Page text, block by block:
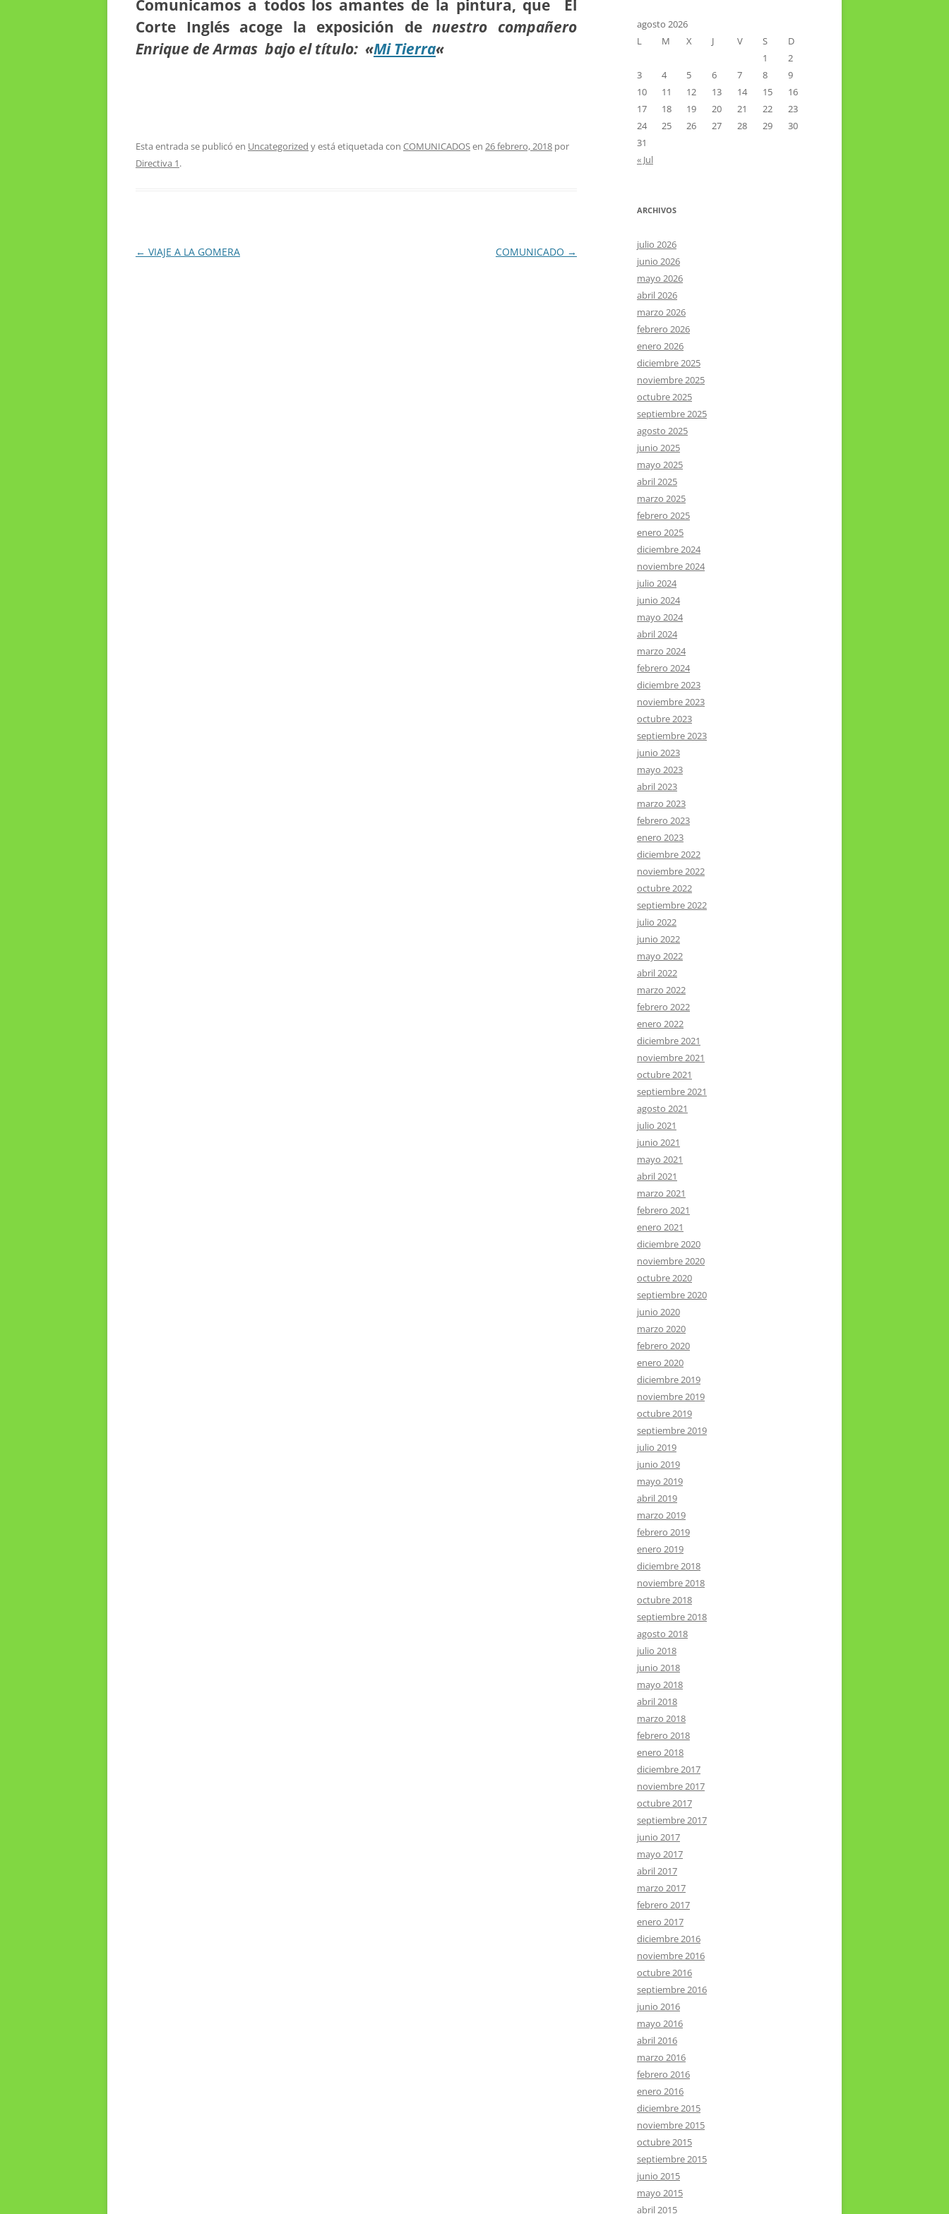
INFORMACIÓN DE VIAJES 2015
INFORMACIÓN DE VIAJES 2014
INGLÉS
PINTURA AL OLEO Y ACUARELA
JAVIER HERNÁNDEZ VELÁZQUEZ
HEMEROTECA – PASEOS
LITERARIOS
Comunicamos a todos los amantes de la pintura, que El
Corte Inglés acoge la exposición denuestro compañero
Enrique de Armas bajo el título: «Mi Tierra«
Esta entrada se publicó en Uncategorized y está etiquetada con COMUNICADOSen 26 febrero, 2018 por
Directiva 1.
Navegación
← VIAJE A LA GOMERA COMUNICADO →
agosto 2026
L
M X J V S
D
1
2
3
4 5 6 7 8
9
10
11 12 13 14 15
16
17
18 19 20 21 22
23
24
25 26 27 28 29
30
31
« Jul
ARCHIVOS
julio 2026
junio 2026
mayo 2026
abril 2026
marzo 2026
febrero 2026
enero 2026
diciembre 2025
noviembre 2025
octubre 2025
septiembre 2025
agosto 2025
junio 2025
mayo 2025
abril 2025
marzo 2025
febrero 2025
enero 2025
diciembre 2024
noviembre 2024
julio 2024
junio 2024
mayo 2024
abril 2024
marzo 2024
febrero 2024
diciembre 2023
noviembre 2023
octubre 2023
septiembre 2023
junio 2023
mayo 2023
abril 2023
marzo 2023
febrero 2023
enero 2023
diciembre 2022
noviembre 2022
octubre 2022
septiembre 2022
julio 2022
junio 2022
mayo 2022
abril 2022
marzo 2022
febrero 2022
enero 2022
diciembre 2021
noviembre 2021
octubre 2021
septiembre 2021
agosto 2021
julio 2021
junio 2021
mayo 2021
abril 2021
marzo 2021
febrero 2021
enero 2021
diciembre 2020
noviembre 2020
octubre 2020
septiembre 2020
junio 2020
marzo 2020
febrero 2020
enero 2020
diciembre 2019
noviembre 2019
octubre 2019
septiembre 2019
julio 2019
junio 2019
mayo 2019
abril 2019
marzo 2019
febrero 2019
enero 2019
diciembre 2018
noviembre 2018
octubre 2018
septiembre 2018
agosto 2018
julio 2018
junio 2018
mayo 2018
abril 2018
marzo 2018
febrero 2018
enero 2018
diciembre 2017
noviembre 2017
octubre 2017
septiembre 2017
junio 2017
mayo 2017
abril 2017
marzo 2017
febrero 2017
enero 2017
diciembre 2016
noviembre 2016
octubre 2016
septiembre 2016
junio 2016
mayo 2016
abril 2016
marzo 2016
febrero 2016
enero 2016
diciembre 2015
noviembre 2015
octubre 2015
septiembre 2015
junio 2015
mayo 2015
abril 2015